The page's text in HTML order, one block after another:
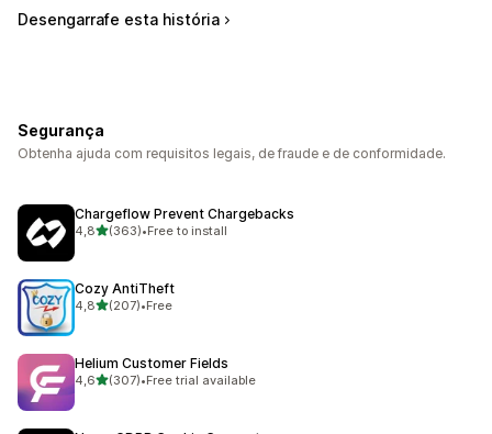
Desengarrafe esta história
Segurança
Obtenha ajuda com requisitos legais, de fraude e de conformidade.
Chargeflow Prevent Chargebacks
4,8de 5 estrelas
(363)
363 total de avaliações
•Free to install
Cozy AntiTheft
4,8de 5 estrelas
(207)
207 total de avaliações
•Free
Helium Customer Fields
4,6de 5 estrelas
(307)
307 total de avaliações
•Free trial available